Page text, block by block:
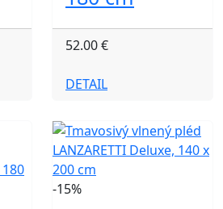
52.00 €
DETAIL
-15%